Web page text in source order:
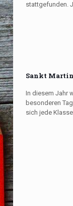
stattgefunden.
Sankt Martin
In diesem Jahr
besonderen
sich jede